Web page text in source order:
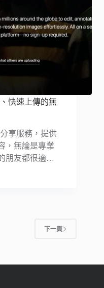
快速上傳的無
享服務，提供
，無論是專業
朋友都很適…
下一頁